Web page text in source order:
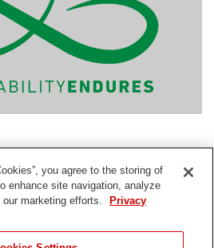
lancering van platform
you agree to the storing of
enhance site navigation, analyze
marketing efforts.
Privacy